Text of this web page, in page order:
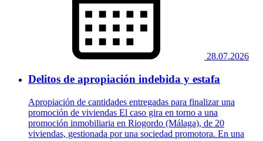
28.07.2026
Delitos de apropiación indebida y estafa
Apropiación de cantidades entregadas para finalizar una
promoción de viviendas El caso gira en torno a una
promoción inmobiliaria en Riogordo (Málaga), de 20
viviendas, gestionada por una sociedad promotora. En una